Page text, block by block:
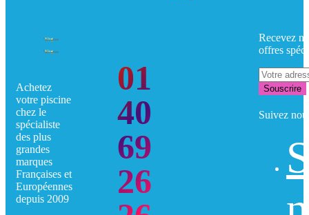
Achetez
votre piscine
chez le
spécialiste
des plus
grandes
marques
Françaises et
Européennes
depuis 2009
01
40
69
26
Recevez
offres
Souscrire
Suivez